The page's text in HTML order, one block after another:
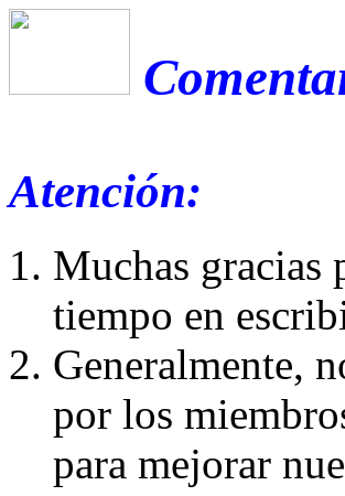
Atención:
Muchas gracias
tiempo en
Generalmente,
por los
para mejorar